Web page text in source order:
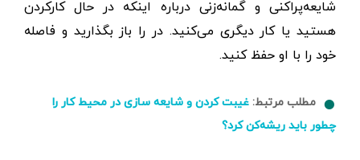
شایعه‌پراکنی و گمانه‌زنی درباره اینکه در حال کار‌کردن
هستید یا کار دیگری می‌کنید. در را باز بگذارید و فاصله
خود را با او حفظ کنید.
مطلب مرتبط: غیبت کردن و شایعه سازی در محیط کار را
چطور باید ریشه‌کن کرد؟